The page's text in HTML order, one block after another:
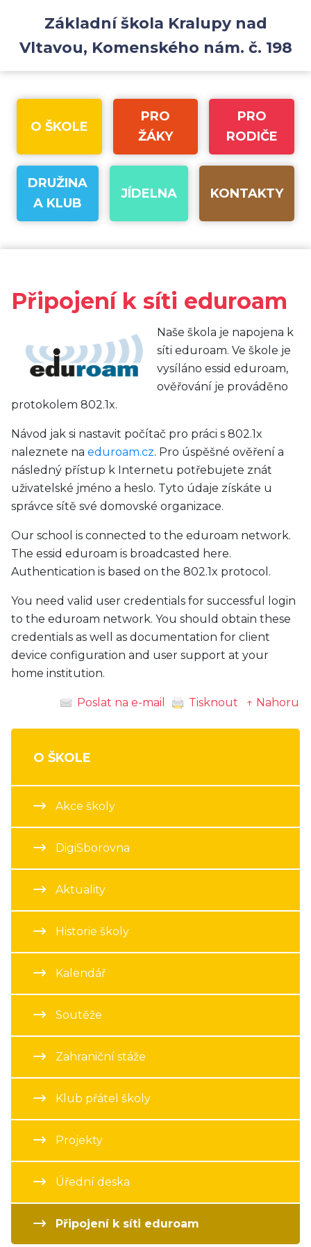
Základní škola Kralupy nad
Vltavou, Komenského nám. č. 198
O ŠKOLE
PRO
ŽÁKY
PRO
RODIČE
DRUŽINA
A KLUB
JÍDELNA KONTAKTY
Připojení k síti eduroam
Naše škola je napojena k
síti eduroam. Ve škole je
vysíláno essid eduroam,
ověřování je prováděno
protokolem 802.1x.
Návod jak si nastavit počítač pro práci s 802.1x
naleznete na eduroam.cz. Pro úspěšné ověření a
následný přístup k Internetu potřebujete znát
uživatelské jméno a heslo. Tyto údaje získáte u
správce sítě své domovské organizace.
Our school is connected to the eduroam network.
The essid eduroam is broadcasted here.
Authentication is based on the 802.1x protocol.
You need valid user credentials for successful login
to the eduroam network. You should obtain these
credentials as well as documentation for client
device configuration and user support at your
home institution.
Poslat na e-mail Tisknout ↑ Nahoru
O ŠKOLE
Akce školy
DigiSborovna
Aktuality
Historie školy
Kalendář
Soutěže
Zahraniční stáže
Klub přátel školy
Projekty
Úřední deska
Připojení k síti eduroam